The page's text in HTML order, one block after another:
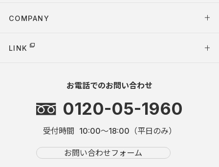
COMPANY
LINK
お電話でのお問い合わせ
0120-05-1960
受付時間 10:00～18:00（平日のみ）
お問い合わせフォーム